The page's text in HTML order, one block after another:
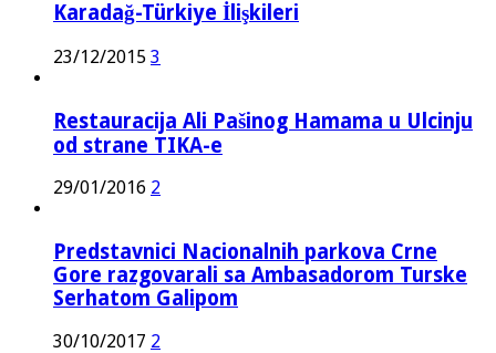
Karadağ-Türkiye İlişkileri
23/12/2015 3
Restauracija Ali Pašinog Hamama u Ulcinju
od strane TIKA-e
29/01/2016 2
Predstavnici Nacionalnih parkova Crne
Gore razgovarali sa Ambasadorom Turske
Serhatom Galipom
30/10/2017 2